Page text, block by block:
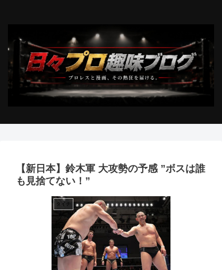
【新日本】鈴木軍 大攻勢の予感 ”ボスは誰
も見捨てない！”
タイチ